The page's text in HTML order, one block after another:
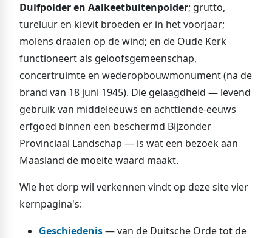
Duifpolder en Aalkeetbuitenpolder; grutto,
tureluur en kievit broeden er in het voorjaar;
molens draaien op de wind; en de Oude Kerk
functioneert als geloofsgemeenschap,
concertruimte en wederopbouwmonument (na de
brand van 18 juni 1945). Die gelaagdheid — levend
gebruik van middeleeuws en achttiende-eeuws
erfgoed binnen een beschermd Bijzonder
Provinciaal Landschap — is wat een bezoek aan
Maasland de moeite waard maakt.
Wie het dorp wil verkennen vindt op deze site vier
kernpagina's:
Geschiedenis— van de Duitsche Orde tot de